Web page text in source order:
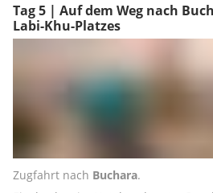
Tag 5 | Auf dem Weg nach
Labi-Khu-Platzes
Zugfahrt nach Buchara.